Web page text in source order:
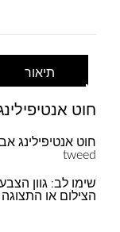
תיאור
חוט אנטיפילינג
tweed
שימו לב: גוון
הצילום או